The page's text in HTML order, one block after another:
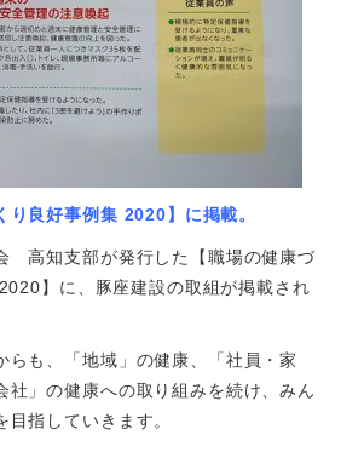
り良好事例集 2020】に掲載。
高知支部が発行した【職場の健康づ
】に、豚座建設の取組が掲載され
らも、「地域」の健康、「社員・家
社」の健康への取り組みを続け、みん
目指していきます。